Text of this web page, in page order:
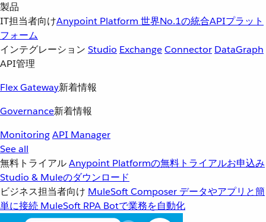
製品
IT担当者向けAnypoint Platform 世界No.1の統合APIプラット
フォーム
インテグレーション Studio ExchangeConnector DataGraph
API管理
Flex Gateway新着情報
Governance新着情報
MonitoringAPI Manager
See all
無料トライアルAnypoint Platformの無料トライアルお申込み
Studio & Muleのダウンロード
ビジネス担当者向け MuleSoft Composer データやアプリと簡
単に接続 MuleSoft RPA Botで業務を自動化